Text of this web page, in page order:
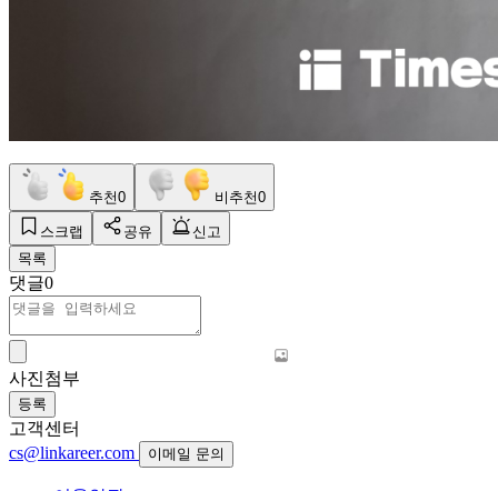
추천0 비추천0
스크랩 공유
신고
목록
댓글0
사진첨부
등록
고객센터
cs@linkareer.com
이메일 문의